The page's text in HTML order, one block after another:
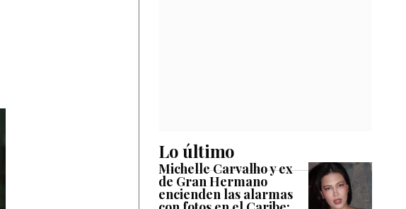
Lo último
Michelle Carvalho y ex
de Gran Hermano
encienden las alarmas